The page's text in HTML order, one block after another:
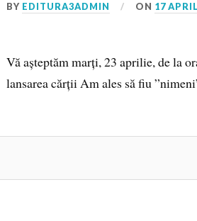
BY EDITURA3ADMIN ON 17
Vă așteptăm marți, 23 aprilie, de la
lansarea cărții Am ales să fiu